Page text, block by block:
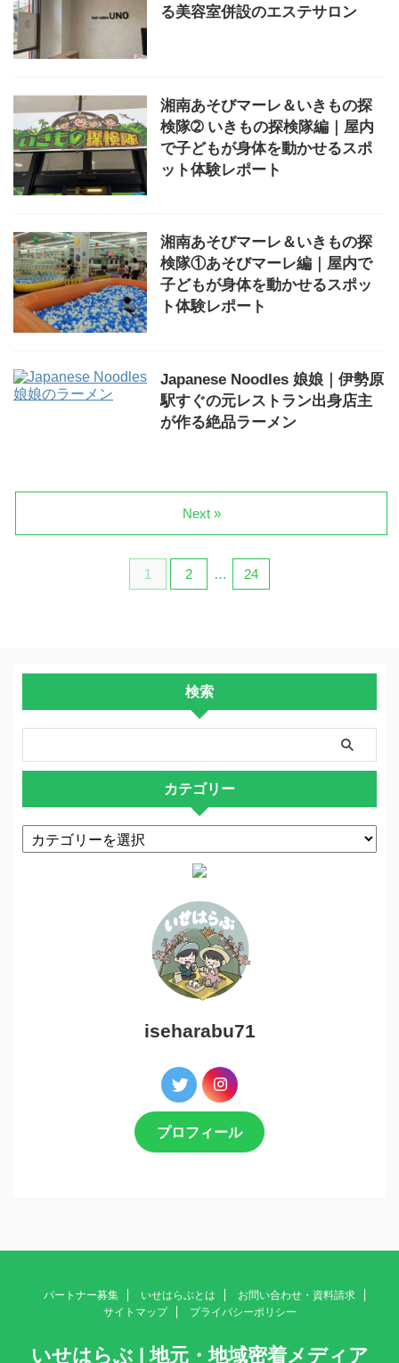
る美容室併設のエステサロン
湘南あそびマーレ＆いきもの探
検隊➁ いきもの探検隊編｜屋内
で子どもが身体を動かせるスポ
ット体験レポート
湘南あそびマーレ＆いきもの探
検隊①あそびマーレ編｜屋内で
子どもが身体を動かせるスポッ
ト体験レポート
Japanese Noodles 娘娘｜伊勢原
駅すぐの元レストラン出身店主
が作る絶品ラーメン
1 2 … 24
Next »
検索
カテゴリー
iseharabu71
プロフィール
パートナー募集 いせはらぶとは
お問い合わせ・資料請求
サイトマップ
プライバシーポリシー
いせはらぶ | 地元・地域密着メディア